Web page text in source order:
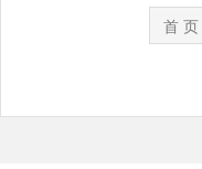
首 页